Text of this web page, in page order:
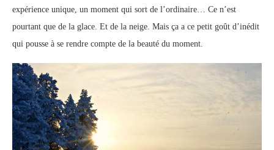
expérience unique, un moment qui sort de l’ordinaire… Ce n’est
pourtant que de la glace. Et de la neige. Mais ça a ce petit goût d’inédit
qui pousse à se rendre compte de la beauté du moment.